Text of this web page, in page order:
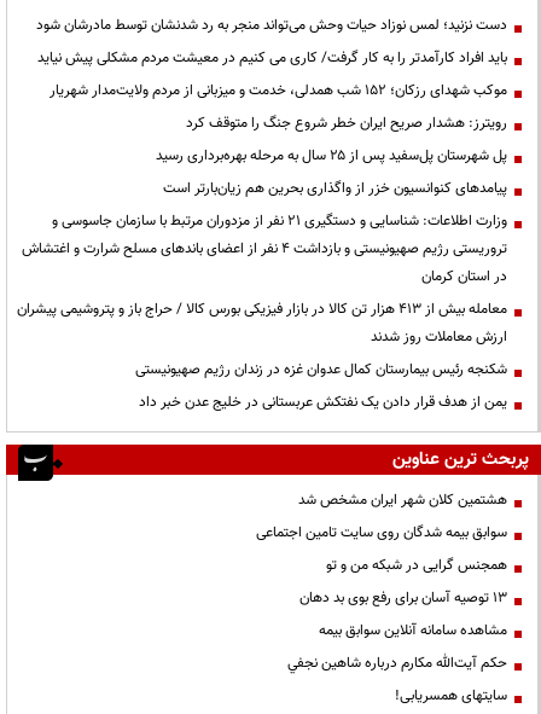
دست نزنید؛ لمس نوزاد حیات وحش می‌تواند منجر به رد شدنشان توسط مادرشان شود
باید افراد کارآمدتر را به کار گرفت/ کاری می کنیم در معیشت مردم مشکلی پیش نیاید
موکب شهدای رزکان؛ ۱۵۲ شب همدلی، خدمت و میزبانی از مردم ولایت‌مدار شهریار
رویترز: هشدار صریح ایران خطر شروع جنگ را متوقف کرد
پل شهرستان پل‌سفید پس از ۲۵ سال به مرحله بهره‌برداری رسید
پیامدهای کنوانسیون خزر از واگذاری بحرین هم زیان‌بارتر است
وزارت اطلاعات: شناسایی و دستگیری ۲۱ نفر از مزدوران مرتبط با سازمان جاسوسی و
تروریستی رژیم صهیونیستی و بازداشت ۴ نفر از اعضای باندهای مسلح شرارت و اغتشاش
در استان کرمان
معامله بیش از ۴۱۳ هزار تن کالا در بازار فیزیکی بورس کالا / حراج باز و پتروشیمی پیشران
ارزش معاملات روز شدند
شکنجه رئیس بیمارستان کمال عدوان غزه در زندان رژیم صهیونیستی
یمن از هدف قرار دادن یک نفتکش عربستانی در خلیج عدن خبر داد
پربحث ترین عناوین
هشتمین کلان شهر ایران مشخص شد
سوابق بیمه شدگان روی سایت تامین اجتماعی
همجنس گرایی در شبکه من و تو
13 توصیه آسان برای رفع بوی بد دهان
مشاهده سامانه آنلاين سوابق بیمه
حكم آيت‌الله مكارم درباره شاهين نجفي
سایتهای همسریابی!